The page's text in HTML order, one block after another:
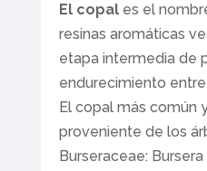
El copales el
resinas aromáticas
etapa intermedia de
endurecimiento
El copal más común
proveniente de los
Burseraceae: